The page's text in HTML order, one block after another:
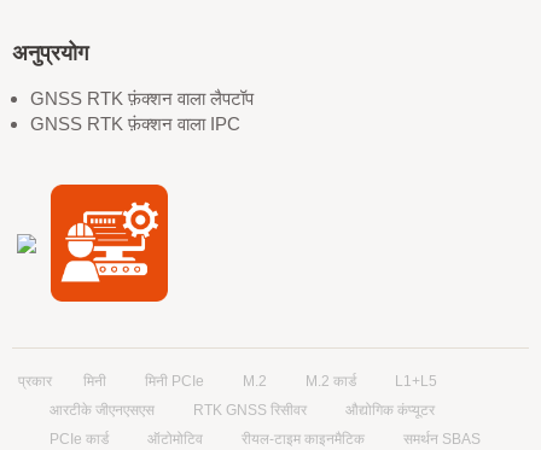
अनुप्रयोग
GNSS RTK फ़ंक्शन वाला लैपटॉप
GNSS RTK फ़ंक्शन वाला IPC
प्रकार मिनी मिनी PCIe M.2 M.2 कार्ड
L1+L5
आरटीके जीएनएसएस
RTK GNSS रिसीवर
औद्योगिक कंप्यूटर
PCIe कार्ड
ऑटोमोटिव रीयल-टाइम काइनमैटिक समर्थन SBAS